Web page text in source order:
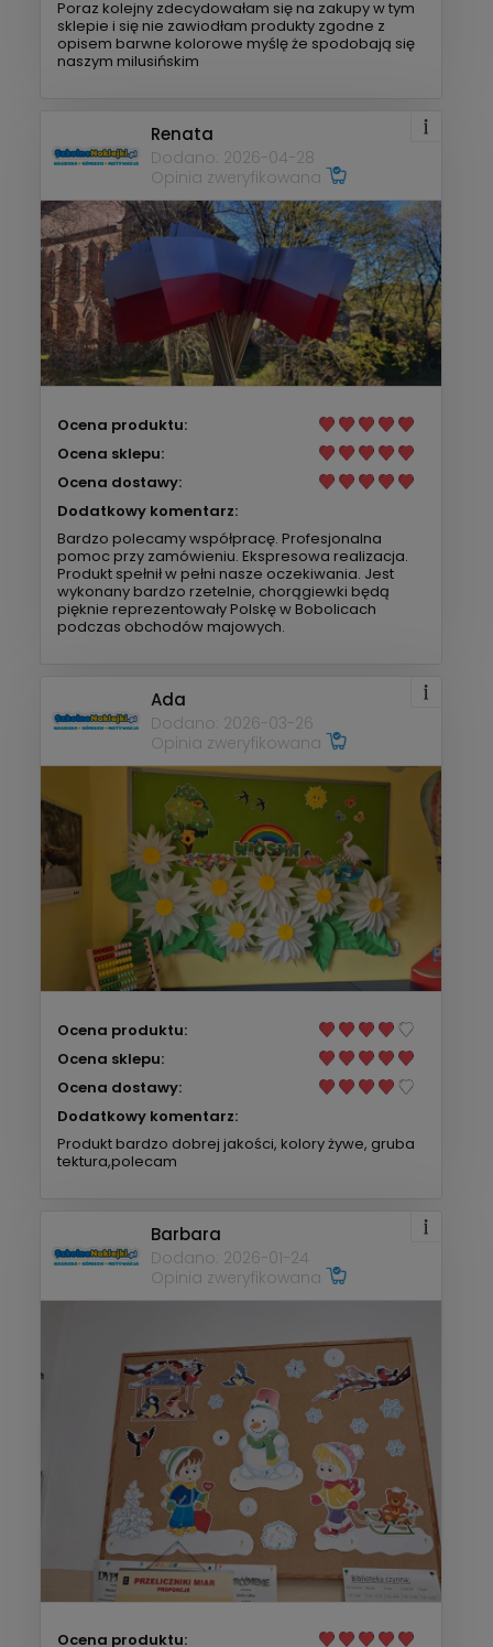
Poraz kolejny zdecydowałam się na zakupy w tym
sklepie i się nie zawiodłam produkty zgodne z
opisem barwne kolorowe myślę że spodobają się
naszym milusińskim
Renata
Dodano: 2026-04-28
Opinia zweryfikowana
Ocena produktu:
Ocena sklepu:
Ocena dostawy:
Dodatkowy komentarz:
Bardzo polecamy współpracę. Profesjonalna
pomoc przy zamówieniu. Ekspresowa realizacja.
Produkt spełnił w pełni nasze oczekiwania. Jest
wykonany bardzo rzetelnie, chorągiewki będą
pięknie reprezentowały Polskę w Bobolicach
podczas obchodów majowych.
Ada
Dodano: 2026-03-26
Opinia zweryfikowana
Ocena produktu:
Ocena sklepu:
Ocena dostawy:
Dodatkowy komentarz:
Produkt bardzo dobrej jakości, kolory żywe, gruba
tektura,polecam
Barbara
Dodano: 2026-01-24
Opinia zweryfikowana
Ocena produktu: